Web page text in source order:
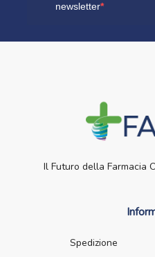
newsletter
Il Futuro della Farmacia
Spedizione